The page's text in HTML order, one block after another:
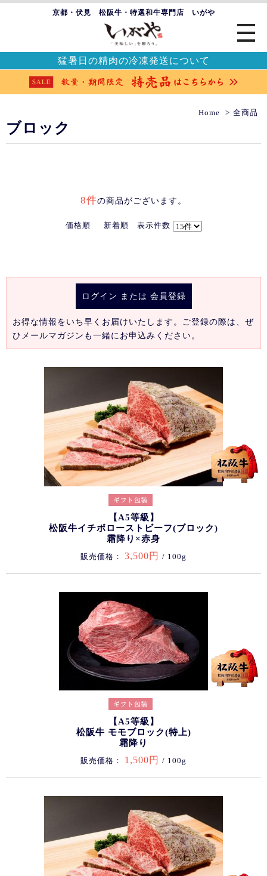
京都・伏見 松阪牛・特選和牛専門店 いがや
猛暑日の精肉の冷凍発送について
Home 全商品
ブロック
8件の商品がございます。
価格順 新着順 表示件数
ログイン または 会員登録
お得な情報をいち早くお届けいたします。ご登録の際は、ぜ
ひメールマガジンも一緒にお申込みください。
【A5等級】
松阪牛イチボローストビーフ(ブロック)
霜降り×赤身
販売価格： 3,500円 / 100g
【A5等級】
松阪牛 モモブロック(特上)
霜降り
販売価格： 1,500円 / 100g